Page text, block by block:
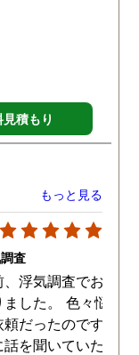
積もり
もっと見る
査
、浮気調査でお世話
ました。 色々悩ん
頼だったのですが、
話を聞いていただき